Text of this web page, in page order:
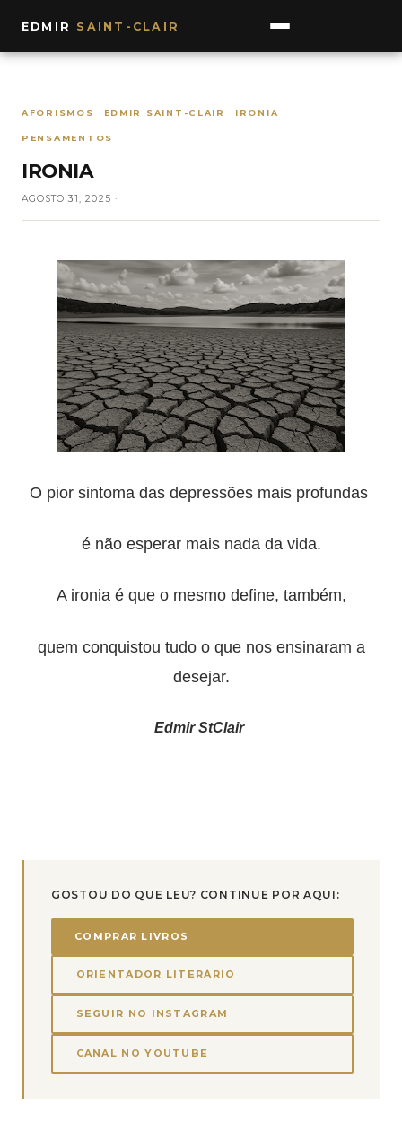
EDMIR SAINT-CLAIR
AFORISMOS EDMIR SAINT-CLAIR IRONIA
PENSAMENTOS
IRONIA
AGOSTO 31, 2025 ·
O pior sintoma das depressões mais profundas
é não esperar mais nada da vida.
A ironia é que o mesmo define, também,
quem conquistou tudo o que nos ensinaram a
desejar.
Edmir StClair
GOSTOU DO QUE LEU? CONTINUE POR AQUI:
COMPRAR LIVROS
ORIENTADOR LITERÁRIO
SEGUIR NO INSTAGRAM
CANAL NO YOUTUBE